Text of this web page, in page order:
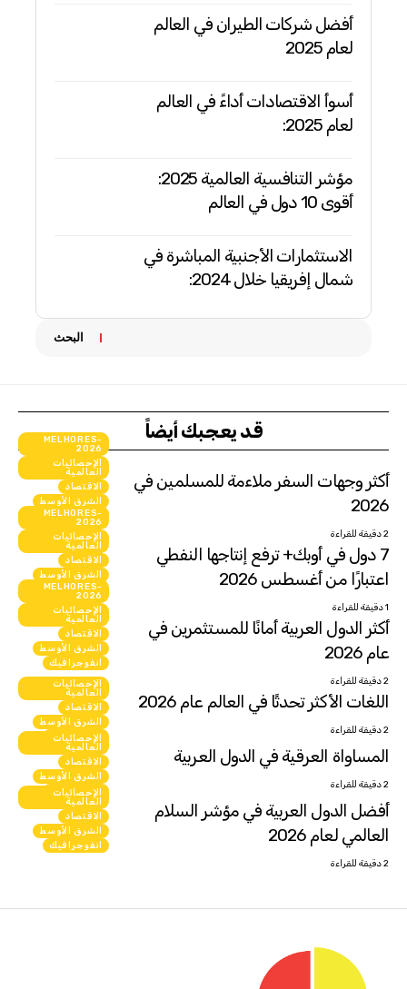
أفضل شركات الطيران في العالم
لعام 2025
أسوأ الاقتصادات أداءً في العالم
لعام 2025:
مؤشر التنافسية العالمية 2025:
أقوى 10 دول في العالم
الاستثمارات الأجنبية المباشرة في
شمال إفريقيا خلال 2024:
البحث
قد يعجبك أيضاً
MELHORES-
2026
الإحصائيات
العالمية
الاقتصاد
الشرق الأوسط
انفوجرافيك
أكثر وجهات السفر ملاءمة للمسلمين في
2026
2 دقيقة للقراءة
MELHORES-
2026
الإحصائيات
العالمية
الاقتصاد
الشرق الأوسط
انفوجرافيك
7 دول في أوبك+ ترفع إنتاجها النفطي
اعتبارًا من أغسطس 2026
1 دقيقة للقراءة
MELHORES-
2026
الإحصائيات
العالمية
الاقتصاد
الشرق الأوسط
انفوجرافيك
أكثر الدول العربية أمانًا للمستثمرين في
عام 2026
2 دقيقة للقراءة
الإحصائيات
العالمية
الاقتصاد
الشرق الأوسط
انفوجرافيك
اللغات الأكثر تحدثًا في العالم عام 2026
2 دقيقة للقراءة
الإحصائيات
العالمية
الاقتصاد
الشرق الأوسط
انفوجرافيك
المساواة العرقية في الدول العربية
2 دقيقة للقراءة
الإحصائيات
العالمية
الاقتصاد
الشرق الأوسط
انفوجرافيك
أفضل الدول العربية في مؤشر السلام
العالمي لعام 2026
2 دقيقة للقراءة